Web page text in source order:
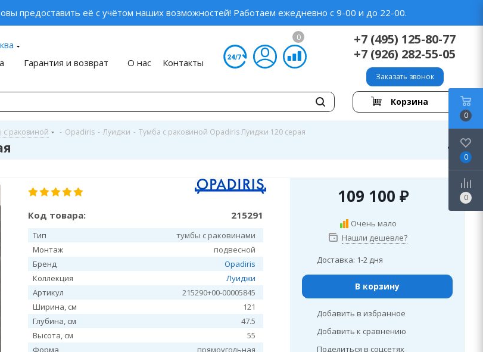
предоставить её с учётом наших возможностей! Работаем ежедневно с 9-00 и до 22-00.
Гарантия и возврат О нас Контакты
0
+7 (495) 125-80-77
+7 (926) 282-55-05
Заказать звонок
Корзина
с раковиной - Opadiris - Луиджи - Тумба с раковиной Opadiris Луиджи 120 серая
Код товара: 215291
Тип
тумбы с раковинами
Монтаж
подвесной
Бренд
Opadiris
Коллекция
Луиджи
Артикул
215290+00-00005845
Ширина, см
121
Глубина, см
47.5
Высота, см
55
Форма
прямоугольная
109 100 ₽
Очень мало
Нашли дешевле?
Доставка: 1-2 дня
В корзину
Добавить в избранное
Добавить к сравнению
Поделиться в соцсетях
0
0
0